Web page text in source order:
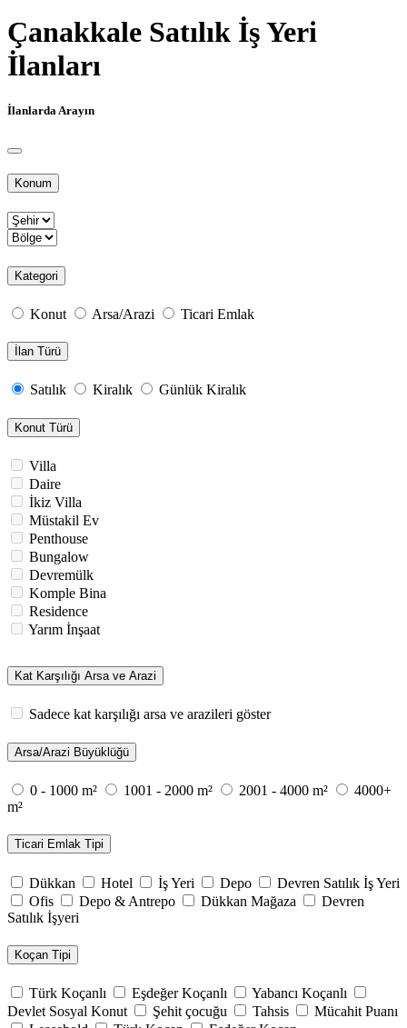
Çanakkale Satılık İş Yeri
İlanları
İlanlarda Arayın
Konum
Kategori
Konut Arsa/Arazi Ticari Emlak
İlan Türü
Satılık Kiralık Günlük Kiralık
Konut Türü
Villa
Daire
İkiz Villa
Müstakil Ev
Penthouse
Bungalow
Devremülk
Komple Bina
Residence
Yarım İnşaat
Kat Karşılığı Arsa ve Arazi
Sadece kat karşılığı arsa ve arazileri göster
Arsa/Arazi Büyüklüğü
0 - 1000 m² 1001 - 2000 m² 2001 - 4000 m²
4000+
m²
Ticari Emlak Tipi
Dükkan Hotel İş Yeri Depo
Devren Satılık İş Yeri
Ofis
Depo & Antrepo Dükkan Mağaza
Devren
Satılık İşyeri
Koçan Tipi
Türk Koçanlı Eşdeğer Koçanlı
Yabancı Koçanlı
Devlet Sosyal Konut
Şehit çocuğu Tahsis
Mücahit Puanı